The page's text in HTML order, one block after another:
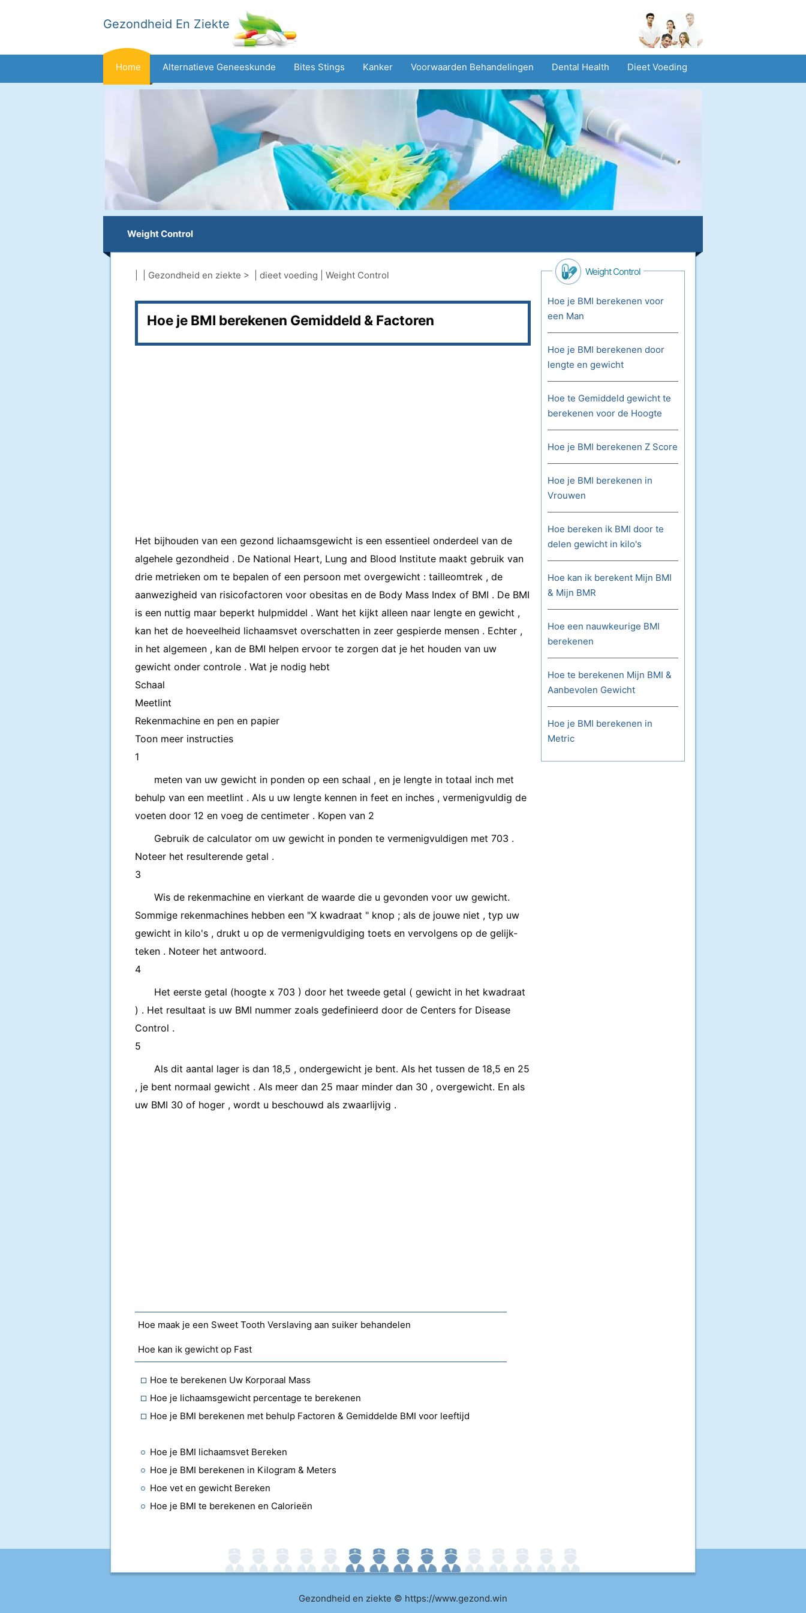
Gezondheid En Ziekte
Home Alternatieve Geneeskunde Bites Stings Kanker Voorwaarden Behandelingen Dental Health Dieet Voeding
Gezondheidszorg Industrie Volksgezondheid Veiligheid Operaties Operaties
Weight Control
Gezondheid en ziekte > | dieet voeding Weight Control
Hoe je BMI berekenen Gemiddeld & Factoren
Het bijhouden van een gezond lichaamsgewicht is een essentieel onderdeel van de
algehele gezondheid . De National Heart, Lung and Blood Institute maakt gebruik van
drie metrieken om te bepalen of een persoon met overgewicht : tailleomtrek , de
aanwezigheid van risicofactoren voor obesitas en de Body Mass Index of BMI . De BMI
is een nuttig maar beperkt hulpmiddel . Want het kijkt alleen naar lengte en gewicht ,
kan het de hoeveelheid lichaamsvet overschatten in zeer gespierde mensen . Echter ,
in het algemeen , kan de BMI helpen ervoor te zorgen dat je het houden van uw
gewicht onder controle . Wat je nodig hebt
Schaal
Meetlint
Rekenmachine en pen en papier
Toon meer instructies
1
meten van uw gewicht in ponden op een schaal , en je lengte in totaal inch met
behulp van een meetlint . Als u uw lengte kennen in feet en inches , vermenigvuldig de
voeten door 12 en voeg de centimeter . Kopen van 2
Gebruik de calculator om uw gewicht in ponden te vermenigvuldigen met 703 .
Noteer het resulterende getal .
3
Wis de rekenmachine en vierkant de waarde die u gevonden voor uw gewicht.
Sommige rekenmachines hebben een "X kwadraat " knop ; als de jouwe niet , typ uw
gewicht in kilo's , drukt u op de vermenigvuldiging toets en vervolgens op de gelijk-
teken . Noteer het antwoord.
4
Het eerste getal (hoogte x 703 ) door het tweede getal ( gewicht in het kwadraat
) . Het resultaat is uw BMI nummer zoals gedefinieerd door de Centers for Disease
Control .
5
Als dit aantal lager is dan 18,5 , ondergewicht je bent. Als het tussen de 18,5 en 25
, je bent normaal gewicht . Als meer dan 25 maar minder dan 30 , overgewicht. En als
uw BMI 30 of hoger , wordt u beschouwd als zwaarlijvig .
Hoe maak je een Sweet Tooth Verslaving aan suiker behandelen
Hoe kan ik gewicht op Fast
Hoe te berekenen Uw Korporaal Mass
Hoe je lichaamsgewicht percentage te berekenen
Hoe je BMI berekenen met behulp Factoren & Gemiddelde BMI voor leeftijd
Hoe je BMI lichaamsvet Bereken
Hoe je BMI berekenen in Kilogram & Meters
Hoe vet en gewicht Bereken
Hoe je BMI te berekenen en Calorieën
Weight Control
Hoe je BMI berekenen voor
een Man
Hoe je BMI berekenen door
lengte en gewicht
Hoe te Gemiddeld gewicht te
berekenen voor de Hoogte
Hoe je BMI berekenen Z Score
Hoe je BMI berekenen in
Vrouwen
Hoe bereken ik BMI door te
delen gewicht in kilo's
Hoe kan ik berekent Mijn BMI
& Mijn BMR
Hoe een nauwkeurige BMI
berekenen
Hoe te berekenen Mijn BMI &
Aanbevolen Gewicht
Hoe je BMI berekenen in
Metric
Gezondheid en ziekte © https://www.gezond.win